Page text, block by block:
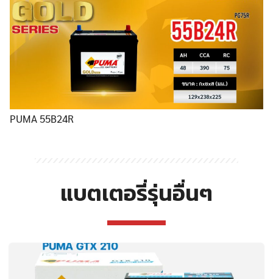
PUMA 55B24R
แบตเตอรี่รุ่นอื่นๆ